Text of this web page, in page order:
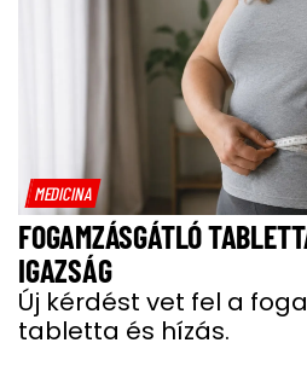
MEDICINA
FOGAMZÁSGÁTLÓ
IGAZSÁG
Új kérdést vet fel a
tabletta és hízás.